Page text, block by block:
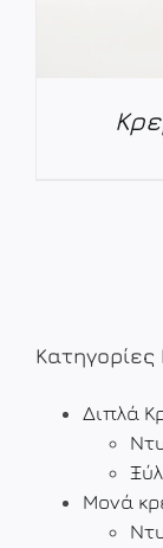
Διπλά
Μονά